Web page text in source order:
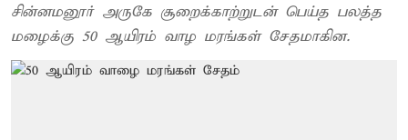
சின்னமனூர் அருகே சூறைக்காற்றுடன் பெய்த பலத்த
மழைக்கு 50 ஆயிரம் வாழ மரங்கள் சேதமாகின.